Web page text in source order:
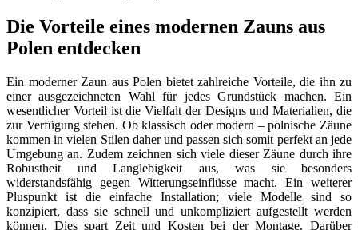
Die Vorteile eines modernen Zauns aus
Polen entdecken
Ein moderner Zaun aus Polen bietet zahlreiche Vorteile, die ihn zu
einer ausgezeichneten Wahl für jedes Grundstück machen. Ein
wesentlicher Vorteil ist die Vielfalt der Designs und Materialien, die
zur Verfügung stehen. Ob klassisch oder modern – polnische Zäune
kommen in vielen Stilen daher und passen sich somit perfekt an jede
Umgebung an. Zudem zeichnen sich viele dieser Zäune durch ihre
Robustheit und Langlebigkeit aus, was sie besonders
widerstandsfähig gegen Witterungseinflüsse macht. Ein weiterer
Pluspunkt ist die einfache Installation; viele Modelle sind so
konzipiert, dass sie schnell und unkompliziert aufgestellt werden
können. Dies spart Zeit und Kosten bei der Montage. Darüber